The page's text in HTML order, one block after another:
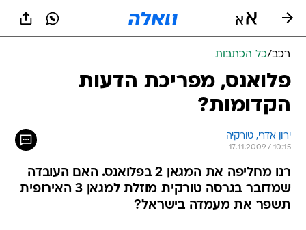
רכב/כל הכתבות
פלואנס, מפריכת הדעות
הקדומות?
ירון אדרי, טורקיה
17.11.2009 / 10:15
רנו מחליפה את המגאן 2 בפלואנס. האם העובדה
שמדובר בגרסה טורקית מוזלת למגאן 3 האירופית
תשפר את מעמדה בישראל?